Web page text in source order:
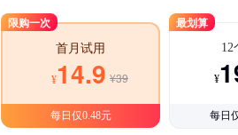
限购一次
首月试用
¥14.9 ¥39
每日仅0.48元
最划算
12
¥
每日